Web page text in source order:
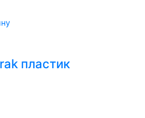
пластик